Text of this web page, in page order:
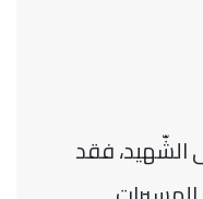
الشّهيد، فقد